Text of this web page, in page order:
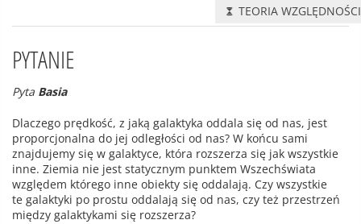
TEORIA WZGLĘDNOŚCI
PYTANIE
Pyta Basia
Dlaczego prędkość, z jaką galaktyka oddala się od nas, jest
proporcjonalna do jej odległości od nas? W końcu sami
znajdujemy się w galaktyce, która rozszerza się jak wszystkie
inne. Ziemia nie jest statycznym punktem Wszechświata
względem którego inne obiekty się oddalają. Czy wszystkie
te galaktyki po prostu oddalają się od nas, czy też przestrzeń
między galaktykami się rozszerza?